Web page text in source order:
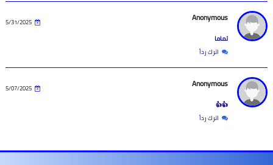
Anonymous
5/31/2025
تماما
اترك رداً
Anonymous
5/07/2025
👍👍
اترك رداً